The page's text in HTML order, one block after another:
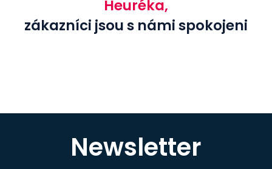
Heuréka,
zákazníci jsou s námi spokojeni
Newsletter